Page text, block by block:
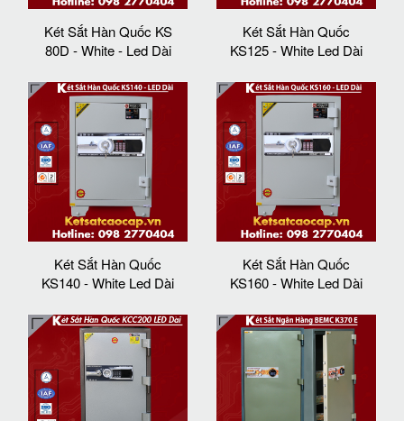
Két Sắt Hàn Quốc KS
80D - White - Led Dài
Két Sắt Hàn Quốc
KS125 - White Led Dài
Két Sắt Hàn Quốc
KS140 - White Led Dài
Két Sắt Hàn Quốc
KS160 - White Led Dài